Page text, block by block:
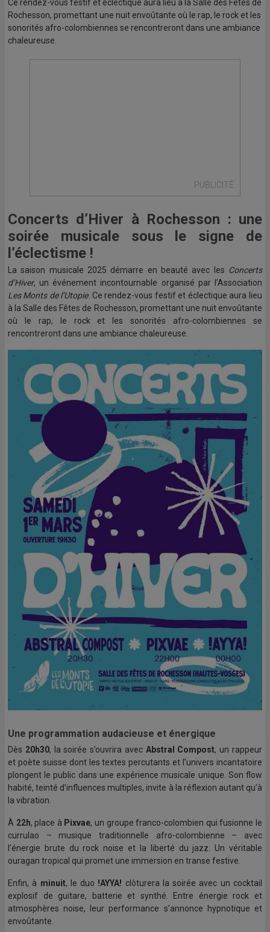
Ce rendez-vous festif et éclectique aura lieu à la Salle des Fêtes de
Rochesson, promettant une nuit envoûtante où le rap, le rock et les
sonorités afro-colombiennes se rencontreront dans une ambiance
chaleureuse.
PUBLICITÉ
Concerts d’Hiver à Rochesson : une
soirée musicale sous le signe de
l’éclectisme !
La saison musicale 2025 démarre en beauté avec les Concerts
d’Hiver, un événement incontournable organisé par l’Association
Les Monts de l’Utopie. Ce rendez-vous festif et éclectique aura lieu
à la Salle des Fêtes de Rochesson, promettant une nuit envoûtante
où le rap, le rock et les sonorités afro-colombiennes se
rencontreront dans une ambiance chaleureuse.
Une programmation audacieuse et énergique
Dès 20h30, la soirée s’ouvrira avec Abstral Compost, un rappeur
et poète suisse dont les textes percutants et l’univers incantatoire
plongent le public dans une expérience musicale unique. Son flow
habité, teinté d’influences multiples, invite à la réflexion autant qu’à
la vibration.
À 22h, place à Pixvae, un groupe franco-colombien qui fusionne le
currulao – musique traditionnelle afro-colombienne – avec
l’énergie brute du rock noise et la liberté du jazz. Un véritable
ouragan tropical qui promet une immersion en transe festive.
Enfin, à minuit, le duo !AYYA! clôturera la soirée avec un cocktail
explosif de guitare, batterie et synthé. Entre énergie rock et
atmosphères noise, leur performance s’annonce hypnotique et
envoûtante.